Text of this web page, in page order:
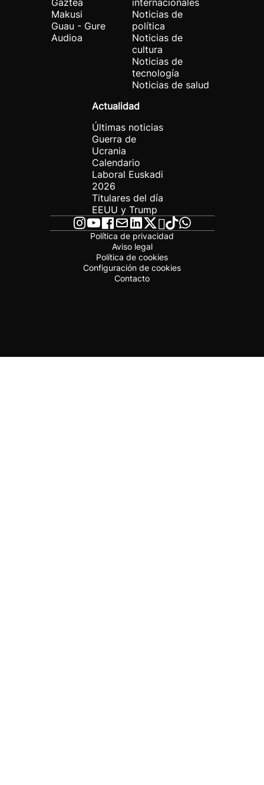
Gaztea
Makusi
Guau - Gure
Audioa
internacionales
Noticias de
política
Noticias de
cultura
Noticias de
tecnología
Noticias de salud
Actualidad
Últimas noticias
Guerra de
Ucrania
Calendario
Laboral Euskadi
2026
Titulares del día
EEUU y Trump
Política de privacidad
Aviso legal
Política de cookies
Configuración de cookies
Contacto